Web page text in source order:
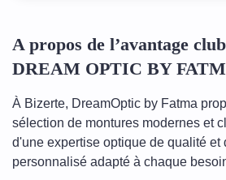
A propos de l’avantage
DREAM OPTIC BY
À Bizerte, DreamOptic by Fatma
sélection de montures modernes et
d'une expertise optique de qualité et
personnalisé adapté à chaque